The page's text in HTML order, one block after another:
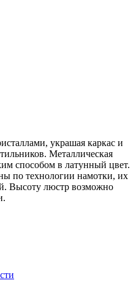
украшая каркас и
Металлическая
способом в латунный цвет.
по технологии намотки, их
Высоту люстр возможно